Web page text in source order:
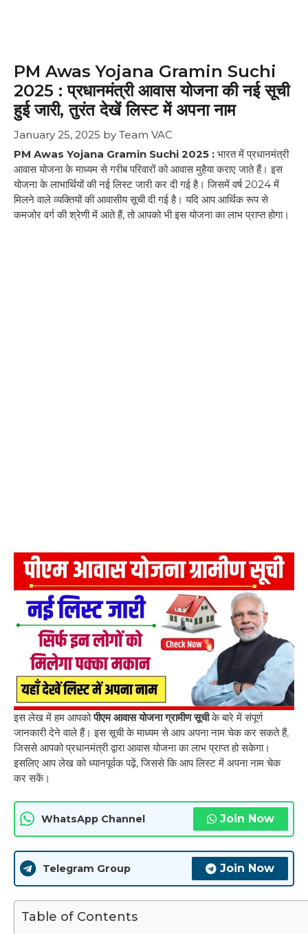
PM Awas Yojana Gramin Suchi
2025 : प्रधानमंत्री आवास योजना की नई सूची
हुई जारी, तुरंत देखें लिस्ट में अपना नाम
January 25, 2025 by Team VAC
PM Awas Yojana Gramin Suchi 2025 : भारत में प्रधानमंत्री
आवास योजना के माध्यम से गरीब परिवारों को आवास मुहैया कराए जाते हैं। इस
योजना के लाभार्थियों की नई लिस्ट जारी कर दी गई है। जिसमें वर्ष 2024 में
मिलने वाले व्यक्तियों की आवासीय सूची दी गई है। यदि आप आर्थिक रूप से
कमजोर वर्ग की श्रेणी में आते हैं, तो आपको भी इस योजना का लाभ प्राप्त होगा।
इस लेख में हम आपकोपीएम आवास योजना ग्रामीण सूचीके बारे में संपूर्ण
जानकारी देने वाले हैं। इस सूची के माध्यम से आप अपना नाम चेक कर सकते हैं,
जिससे आपको प्रधानमंत्री द्वारा आवास योजना का लाभ प्राप्त हो सकेगा।
इसलिए आप लेख को ध्यानपूर्वक पढ़ें, जिससे कि आप लिस्ट में अपना नाम चेक
कर सकें।
WhatsApp Channel Join Now
Telegram Group Join Now
Table of Contents